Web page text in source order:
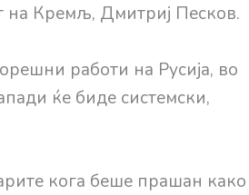
на Кремљ, Дмитриј Песков.
работи на Русија, во
ќе биде системски,
кога беше прашан како